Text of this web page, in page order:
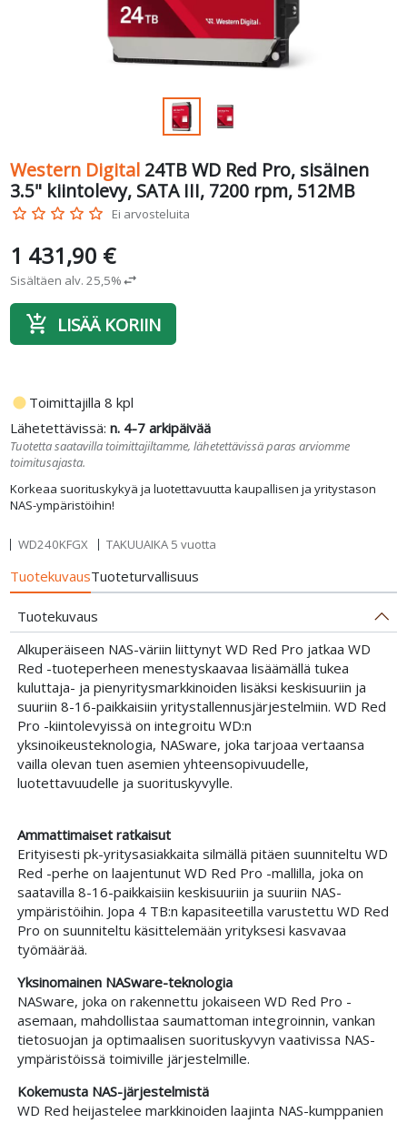
Western Digital 24TB WD Red Pro, sisäinen
3.5" kiintolevy, SATA III, 7200 rpm, 512MB
star_border star_border star_border star_border star_border Ei arvosteluita
Korkeaa suorituskykyä ja luotettavuutta kaupallisen ja yritystason
NAS-ympäristöihin!
1 431,90 €
Sisältäen alv. 25,5%swap_horiz
add_shopping_cart LISÄÄ KORIIN
fiber_manual_record Toimittajilla 8 kpl
Lähetettävissä:n. 4-7 arkipäivää
Tuotetta saatavilla toimittajiltamme, lähetettävissä paras arviomme
toimitusajasta.
WD240KFGX TAKUUAIKA 5 vuotta
TuotekuvausTuoteturvallisuus
Tuotekuvaus
Alkuperäiseen NAS-väriin liittynyt WD Red Pro jatkaa WD
Red -tuoteperheen menestyskaavaa lisäämällä tukea
kuluttaja- ja pienyritysmarkkinoiden lisäksi keskisuuriin ja
suuriin 8-16-paikkaisiin yritystallennusjärjestelmiin. WD Red
Pro -kiintolevyissä on integroitu WD:n
yksinoikeusteknologia, NASware, joka tarjoaa vertaansa
vailla olevan tuen asemien yhteensopivuudelle,
luotettavuudelle ja suorituskyvylle.
Ammattimaiset ratkaisut
Erityisesti pk-yritysasiakkaita silmällä pitäen suunniteltu WD
Red -perhe on laajentunut WD Red Pro -mallilla, joka on
saatavilla 8-16-paikkaisiin keskisuuriin ja suuriin NAS-
ympäristöihin. Jopa 4 TB:n kapasiteetilla varustettu WD Red
Pro on suunniteltu käsittelemään yrityksesi kasvavaa
työmäärää.
Yksinomainen NASware-teknologia
NASware, joka on rakennettu jokaiseen WD Red Pro -
asemaan, mahdollistaa saumattoman integroinnin, vankan
tietosuojan ja optimaalisen suorituskyvyn vaativissa NAS-
ympäristöissä toimiville järjestelmille.
Kokemusta NAS-järjestelmistä
WD Red heijastelee markkinoiden laajinta NAS-kumppanien